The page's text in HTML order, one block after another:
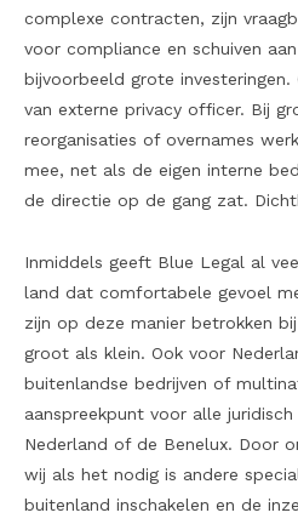
complexe contracten, zijn
voor compliance en schuiven
bijvoorbeeld grote investeringen.
van externe privacy officer. Bij
reorganisaties of overnames
mee, net als de eigen interne
de directie op de gang zat.
Inmiddels geeft Blue Legal al
land dat comfortabele gevoel
zijn op deze manier betrokken
groot als klein. Ook voor
buitenlandse bedrijven of
aanspreekpunt voor alle juridisch
Nederland of de Benelux. Door
wij als het nodig is andere
buitenland inschakelen en de